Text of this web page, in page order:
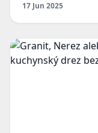
17 Jun 2025